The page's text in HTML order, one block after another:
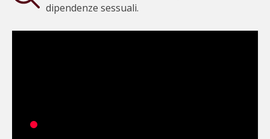
Emaildipendenze sessuali.